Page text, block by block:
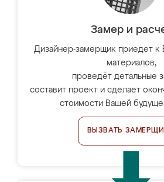
Замер и
Дизайнер-замерщик приедет к
материалов,
проведёт детальные
составит проект и сделает
стоимости Вашей
ВЫЗВАТЬ